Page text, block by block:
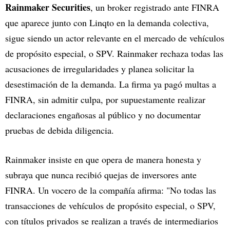
Rainmaker Securities, un broker registrado ante FINRA
que aparece junto con Linqto en la demanda colectiva,
sigue siendo un actor relevante en el mercado de vehículos
de propósito especial, o SPV. Rainmaker rechaza todas las
acusaciones de irregularidades y planea solicitar la
desestimación de la demanda. La firma ya pagó multas a
FINRA, sin admitir culpa, por supuestamente realizar
declaraciones engañosas al público y no documentar
pruebas de debida diligencia.
Rainmaker insiste en que opera de manera honesta y
subraya que nunca recibió quejas de inversores ante
FINRA. Un vocero de la compañía afirma: "No todas las
transacciones de vehículos de propósito especial, o SPV,
con títulos privados se realizan a través de intermediarios